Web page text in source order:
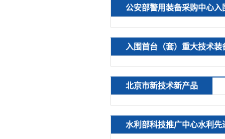
公安部警用装备采购中心入
入围首台（套）重大技术装
北京市新技术新产品
水利部科技推广中心水利